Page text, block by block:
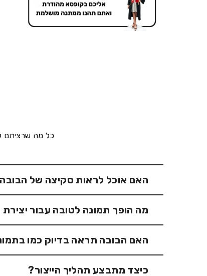
כל מה שרציתם
האם אוכל לראות סקיצה של
לצערנו, אנחנו לא יכולים לספק סקיצה
מה הופך תמונה לטובה עבור
תמונה טובה היא כזו עם תאורה מתאימה –
האם הבובה תראה בדיוק כמו
הבובות שלנו מעוצבות בסגנון "קריקטורי",
כיצד מתבצע תהליך הייצור?